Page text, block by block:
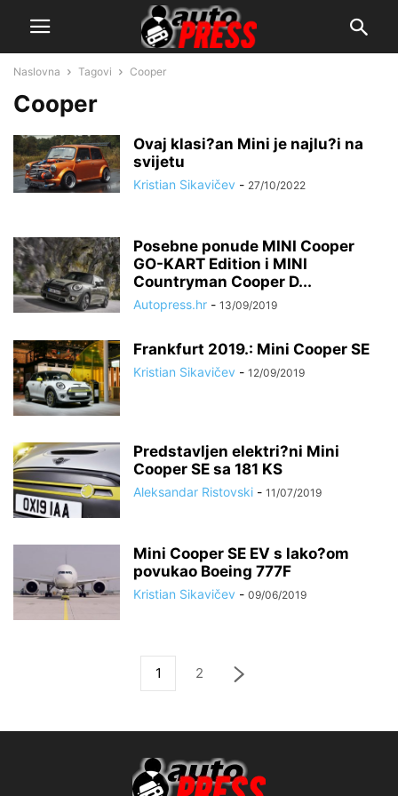
Naslovna Tagovi Cooper
Cooper
Ovaj klasi?an Mini je najlu?i na
svijetu
Kristian Sikavičev - 27/10/2022
Posebne ponude MINI Cooper
GO-KART Edition i MINI
Countryman Cooper D...
Autopress.hr - 13/09/2019
Frankfurt 2019.: Mini Cooper SE
Kristian Sikavičev - 12/09/2019
Predstavljen elektri?ni Mini
Cooper SE sa 181 KS
Aleksandar Ristovski - 11/07/2019
Mini Cooper SE EV s lako?om
povukao Boeing 777F
Kristian Sikavičev - 09/06/2019
1 2